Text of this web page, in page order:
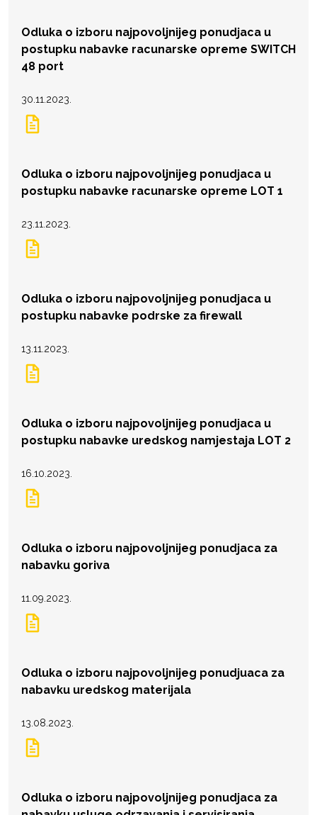
Odluka o izboru najpovoljnijeg ponudjaca u
postupku nabavke racunarske opreme SWITCH
48 port
30.11.2023.
Odluka o izboru najpovoljnijeg ponudjaca u
postupku nabavke racunarske opreme LOT 1
23.11.2023.
Odluka o izboru najpovoljnijeg ponudjaca u
postupku nabavke podrske za firewall
13.11.2023.
Odluka o izboru najpovoljnijeg ponudjaca u
postupku nabavke uredskog namjestaja LOT 2
16.10.2023.
Odluka o izboru najpovoljnijeg ponudjaca za
nabavku goriva
11.09.2023.
Odluka o izboru najpovoljnijeg ponudjuaca za
nabavku uredskog materijala
13.08.2023.
Odluka o izboru najpovoljnijeg ponudjaca za